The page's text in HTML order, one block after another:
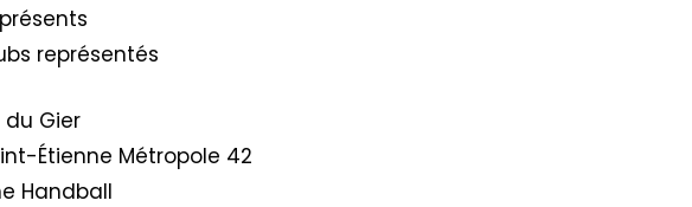
représentés
du Gier
Étienne Métropole 42
Handball